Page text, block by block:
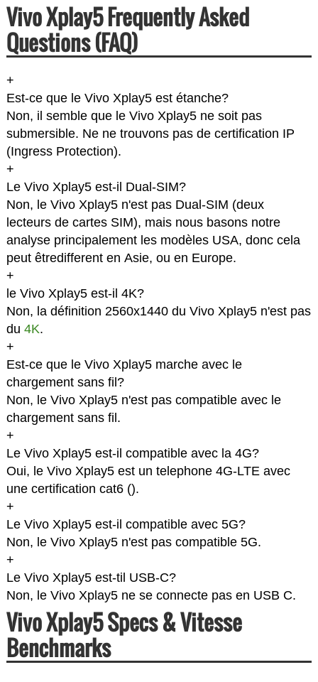
Vivo Xplay5 Frequently Asked
Questions (FAQ)
+
Est-ce que le Vivo Xplay5 est étanche?
Non, il semble que le Vivo Xplay5 ne soit pas
submersible. Ne ne trouvons pas de certification IP
(Ingress Protection).
+
Le Vivo Xplay5 est-il Dual-SIM?
Non, le Vivo Xplay5 n'est pas Dual-SIM (deux
lecteurs de cartes SIM), mais nous basons notre
analyse principalement les modèles USA, donc cela
peut êtredifferent en Asie, ou en Europe.
+
le Vivo Xplay5 est-il 4K?
Non, la définition 2560x1440 du Vivo Xplay5 n'est pas
du 4K.
+
Est-ce que le Vivo Xplay5 marche avec le
chargement sans fil?
Non, le Vivo Xplay5 n'est pas compatible avec le
chargement sans fil.
+
Le Vivo Xplay5 est-il compatible avec la 4G?
Oui, le Vivo Xplay5 est un telephone 4G-LTE avec
une certification cat6 ().
+
Le Vivo Xplay5 est-il compatible avec 5G?
Non, le Vivo Xplay5 n'est pas compatible 5G.
+
Le Vivo Xplay5 est-til USB-C?
Non, le Vivo Xplay5 ne se connecte pas en USB C.
Vivo Xplay5 Specs & Vitesse
Benchmarks